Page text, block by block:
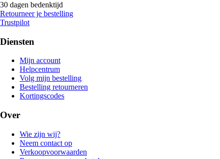
30 dagen bedenktijd
Retourneer je bestelling
Trustpilot
Diensten
Mijn account
Helpcentrum
Volg mijn bestelling
Bestelling retourneren
Kortingscodes
Over
Wie zijn wij?
Neem contact op
Verkoopvoorwaarden